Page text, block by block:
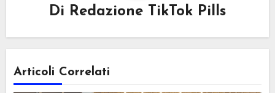
Di Redazione TikTok Pills
Articoli Correlati